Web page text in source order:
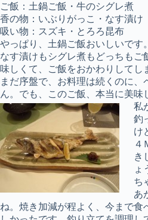
ご飯：土鍋ご飯・牛のシグレ煮
香の物：いぶりがっこ・なす漬け
吸い物：スズキ・とろろ昆布
やっぱり、土鍋ご飯おいしいです。
なす漬けもシグレ煮もどっちもご
味しくて、ご飯をおかわりしてし
まだ序盤で、お料理は続くのに
ん。でも、このご飯、本当に美味
私
釣
け
４
き
ょ
ち
あ
ね。焼き加減が程よく、今まで食